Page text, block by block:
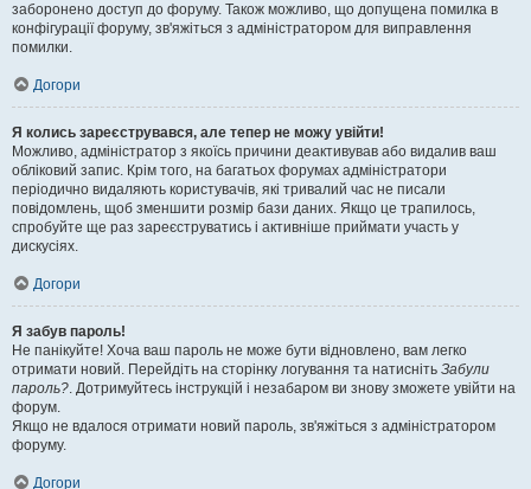
заборонено доступ до форуму. Також можливо, що допущена помилка в
конфігурації форуму, зв'яжіться з адміністратором для виправлення
помилки.
Догори
Я колись зареєструвався, але тепер не можу увійти!
Можливо, адміністратор з якоїсь причини деактивував або видалив ваш
обліковий запис. Крім того, на багатьох форумах адміністратори
періодично видаляють користувачів, які тривалий час не писали
повідомлень, щоб зменшити розмір бази даних. Якщо це трапилось,
спробуйте ще раз зареєструватись і активніше приймати участь у
дискусіях.
Догори
Я забув пароль!
Не панікуйте! Хоча ваш пароль не може бути відновлено, вам легко
отримати новий. Перейдіть на сторінку логування та натисніть Забули
пароль?. Дотримуйтесь інструкцій і незабаром ви знову зможете увійти на
форум.
Якщо не вдалося отримати новий пароль, зв'яжіться з адміністратором
форуму.
Догори